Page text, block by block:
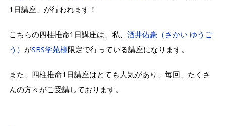
1日講座」が行われます！
こちらの四柱推命1日講座は、私、 酒井佑豪（さかい ゆうご
う） がSBS学苑様限定で行っている講座になります。
また、四柱推命1日講座はとても人気があり、毎回、たくさ
んの方々がご受講しております。